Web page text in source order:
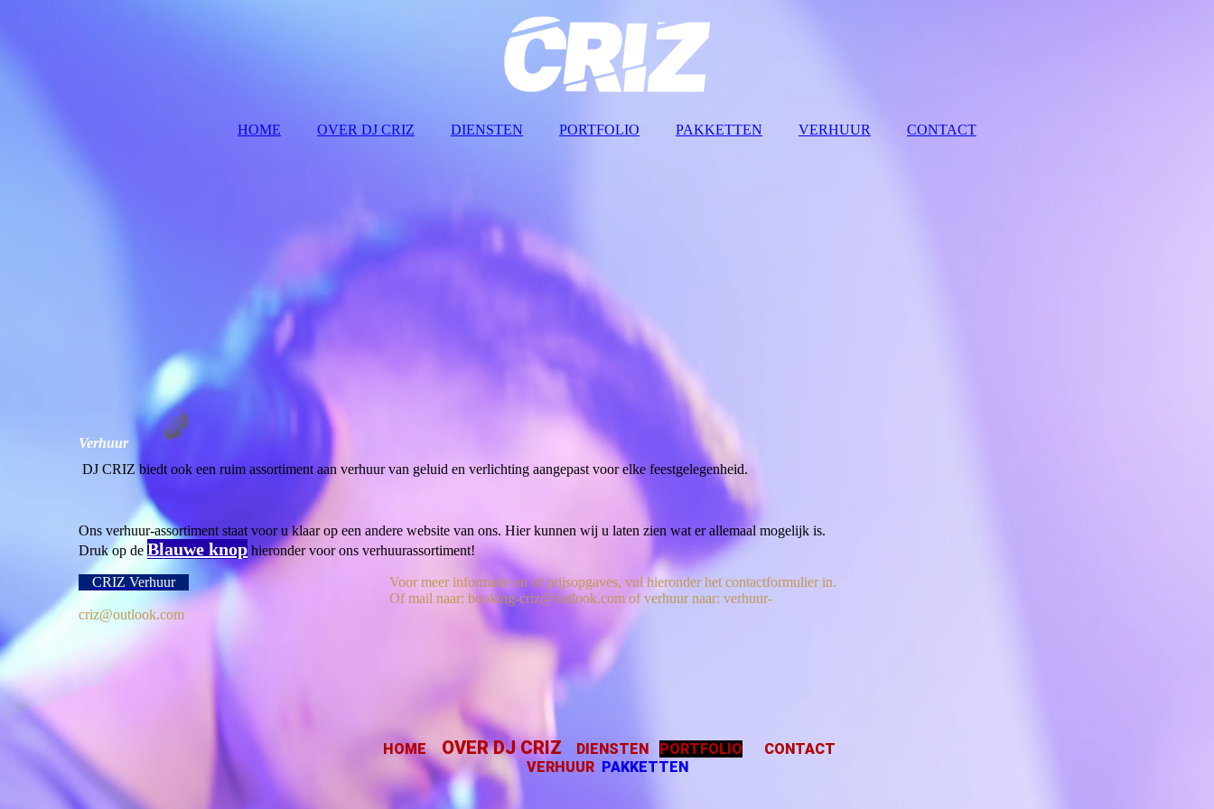
HOME OVER DJ CRIZ DIENSTEN PORTFOLIO PAKKETTEN VERHUUR CONTACT
Verhuur
DJ CRIZ biedt ook een ruim assortiment aan verhuur van geluid en verlichting aangepast voor elke feestgelegenheid.
Ons verhuur-assortiment staat voor u klaar op een andere website van ons. Hier kunnen wij u laten zien wat er allemaal mogelijk is.
Druk op de Blauwe knop hieronder voor ons verhuurassortiment!
CRIZ Verhuur
Voor meer informatie en of prijsopgaves, vul hieronder het contactformulier in.
Of mail naar: booking-criz@outlook.com of verhuur naar: verhuur-
criz@outlook.com
HOME OVER DJ CRIZ DIENSTEN PORTFOLIO
CONTACT
VERHUUR
PAKKETTEN